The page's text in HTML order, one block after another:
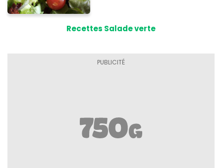
Recettes Salade verte